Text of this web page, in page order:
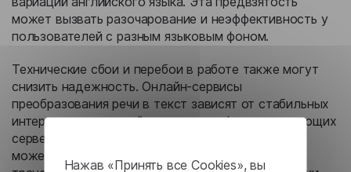
Нажав «Принять все Cookies», вы
может вызвать разочарование и неэффективность у
пользователей с разным языковым фоном.
Технические сбои и перебои в работе также могут
снизить надежность. Онлайн-сервисы
преобразования речи в текст зависят от стабильных
интернет-соединений и правильно функционирующих
серверов. Любое нарушение в этих компонентах
может привести к потере данных или неполным